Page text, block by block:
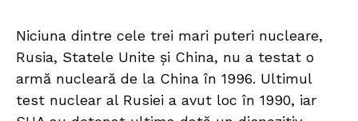
Niciuna dintre cele trei mari puteri nucleare,
Rusia, Statele Unite şi China, nu a testat o
armă nucleară de la China în 1996. Ultimul
test nuclear al Rusiei a avut loc în 1990, iar